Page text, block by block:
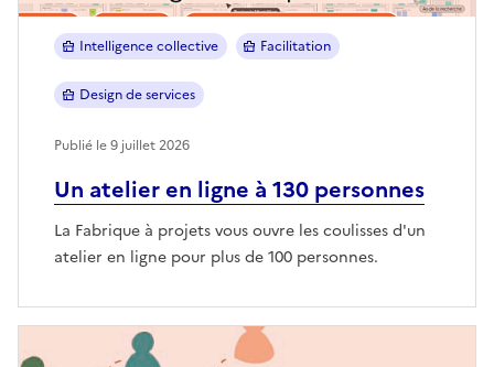
Un atelier en ligne à 130 personnes
La Fabrique à projets vous ouvre les coulisses d'un
atelier en ligne pour plus de 100 personnes.
Intelligence collective Facilitation
Design de services
Publié le 9 juillet 2026